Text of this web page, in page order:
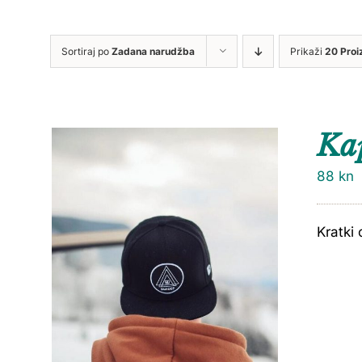
Sortiraj po Zadana narudžba Prikaži 20
88 kn
Kratki